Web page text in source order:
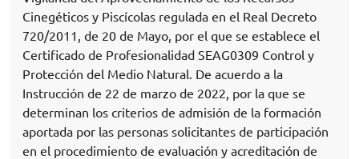
Cinegéticos y Piscícolas regulada en el Real Decreto
720/2011, de 20 de Mayo, por el que se establece el
Certificado de Profesionalidad SEAG0309 Control y
Protección del Medio Natural. De acuerdo a la
Instrucción de 22 de marzo de 2022, por la que se
determinan los criterios de admisión de la formación
aportada por las personas solicitantes de participación
en el procedimiento de evaluación y acreditación de